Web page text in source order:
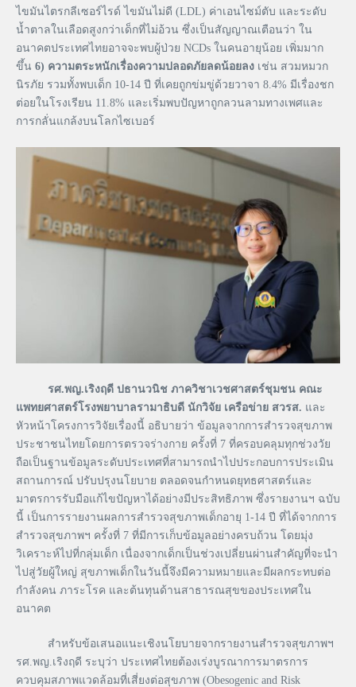
ไขมันไตรกลีเซอร์ไรด์ ไขมันไม่ดี (LDL) ค่าเอนไซม์ตับ และระดับ
น้ำตาลในเลือดสูงกว่าเด็กที่ไม่อ้วน ซึ่งเป็นสัญญาณเตือนว่า ใน
อนาคตประเทศไทยอาจจะพบผู้ป่วย NCDs ในคนอายุน้อย เพิ่มมาก
ขึ้น 6) ความตระหนักเรื่องความปลอดภัยลดน้อยลง เช่น สวมหมวก
นิรภัย รวมทั้งพบเด็ก 10-14 ปี ที่เคยถูกข่มขู่ด้วยวาจา 8.4% มีเรื่องชก
ต่อยในโรงเรียน 11.8% และเริ่มพบปัญหาถูกลวนลามทางเพศและ
การกลั่นแกล้งบนโลกไซเบอร์
รศ.พญ.เริงฤดี ปธานวนิช ภาควิชาเวชศาสตร์ชุมชน คณะ
แพทยศาสตร์โรงพยาบาลรามาธิบดี นักวิจัย เครือข่าย สวรส. และ
หัวหน้าโครงการวิจัยเรื่องนี้ อธิบายว่า ข้อมูลจากการสำรวจสุขภาพ
ประชาชนไทยโดยการตรวจร่างกาย ครั้งที่ 7 ที่ครอบคลุมทุกช่วงวัย
ถือเป็นฐานข้อมูลระดับประเทศที่สามารถนำไปประกอบการประเมิน
สถานการณ์ ปรับปรุงนโยบาย ตลอดจนกำหนดยุทธศาสตร์และ
มาตรการรับมือแก้ไขปัญหาได้อย่างมีประสิทธิภาพ ซึ่งรายงานฯ ฉบับ
นี้ เป็นการรายงานผลการสำรวจสุขภาพเด็กอายุ 1-14 ปี ที่ได้จากการ
สำรวจสุขภาพฯ ครั้งที่ 7 ที่มีการเก็บข้อมูลอย่างครบถ้วน โดยมุ่ง
วิเคราะห์ไปที่กลุ่มเด็ก เนื่องจากเด็กเป็นช่วงเปลี่ยนผ่านสำคัญที่จะนำ
ไปสู่วัยผู้ใหญ่ สุขภาพเด็กในวันนี้จึงมีความหมายและมีผลกระทบต่อ
กำลังคน ภาระโรค และต้นทุนด้านสาธารณสุขของประเทศใน
อนาคต
สำหรับข้อเสนอแนะเชิงนโยบายจากรายงานสำรวจสุขภาพฯ
รศ.พญ.เริงฤดี ระบุว่า ประเทศไทยต้องเร่งบูรณาการมาตรการ
ควบคุมสภาพแวดล้อมที่เสี่ยงต่อสุขภาพ (Obesogenic and Risk